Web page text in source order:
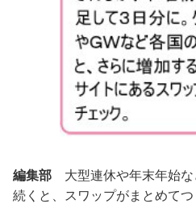
編集部 大型連休や年末年始な
続くと、スワップがまとめて